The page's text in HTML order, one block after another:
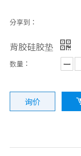
导电布泡棉
分享到：
背胶硅胶垫
数量：
询价